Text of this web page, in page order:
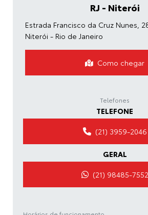
RJ - Niterói
Estrada Francisco da Cruz Nunes,
Niterói - Rio de Janeiro
Como chegar
Telefones
TELEFONE
(21) 3959-2046
GERAL
(21) 98485-7552